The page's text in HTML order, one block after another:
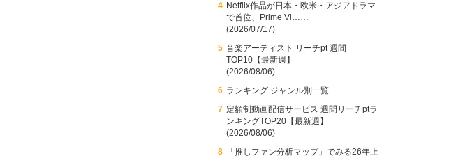
Netflix作品が日本・欧米・アジアドラマ
で首位、Prime Vi……
(2026/07/17)
音楽アーティスト リーチpt 週間
TOP10【最新週】
(2026/08/06)
ランキング ジャンル別一覧
定額制動画配信サービス 週間リーチptラ
ンキングTOP20【最新週】
(2026/08/06)
「推しファン分析マップ」でみる26年上